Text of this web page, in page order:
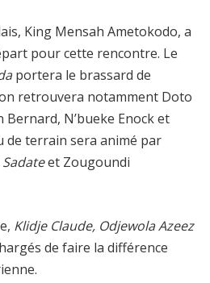
King Mensah Ametokodo, a
pour cette rencontre. Le
portera le brassard de
retrouvera notamment Doto
N’bueke Enock et
de terrain sera animé par
et Zougoundi
Klidje Claude, Odjewola Azeez
de faire la différence